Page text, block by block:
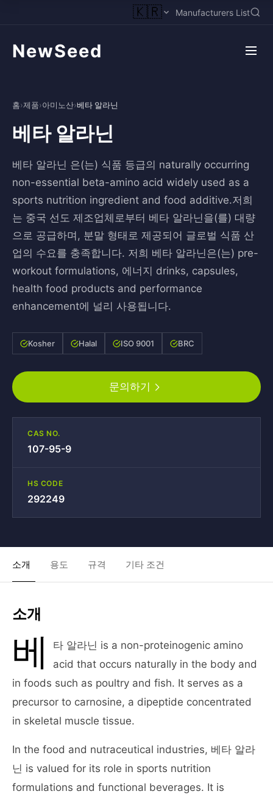
🇰🇷 Manufacturers List
NewSeed
홈›제품›아미노산›베타 알라닌
베타 알라닌
베타 알라닌 은(는) 식품 등급의 naturally occurring
non-essential beta-amino acid widely used as a
sports nutrition ingredient and food additive.저희
는 중국 선도 제조업체로부터 베타 알라닌을(를) 대량
으로 공급하며, 분말 형태로 제공되어 글로벌 식품 산
업의 수요를 충족합니다. 저희 베타 알라닌은(는) pre-
workout formulations, 에너지 drinks, capsules,
health food products and performance
enhancement에 널리 사용됩니다.
Kosher Halal ISO 9001 BRC
문의하기
CAS NO.
107-95-9
HS CODE
292249
소개 용도 규격 기타 조건
소개
베
타 알라닌 is a non-proteinogenic amino
acid that occurs naturally in the body and
in foods such as poultry and fish. It serves as a
precursor to carnosine, a dipeptide concentrated
in skeletal muscle tissue.
In the food and nutraceutical industries, 베타 알라
닌 is valued for its role in sports nutrition
formulations and functional beverages. It is